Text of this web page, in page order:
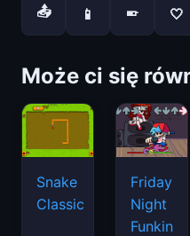
📤 📱 📱 🤍
Może ci się
Snake
Classic
Friday
Night
Funkin